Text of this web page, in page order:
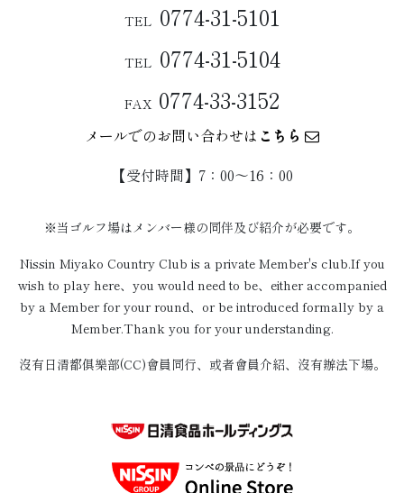
TEL 0774-31-5101
TEL 0774-31-5104
FAX 0774-33-3152
メールでのお問い合わせは こちら
【受付時間】7：00〜16：00
※当ゴルフ場はメンバー様の同伴及び紹介が必要です。
Nissin Miyako Country Club is a private Member's club.If you
wish to play here、you would need to be、either accompanied
by a Member for your round、or be introduced formally by a
Member.Thank you for your understanding.
沒有日清都俱樂部(CC)會員同行、或者會員介紹、沒有辦法下場。